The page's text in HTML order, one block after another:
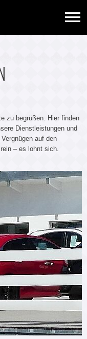
zu begrüßen. Hier finden
Dienstleistungen und
auf den
– es lohnt sich.